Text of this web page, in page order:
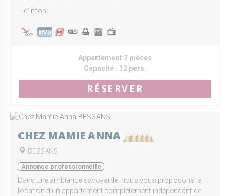
+ d'infos
Appartement 7 pièces
Capacité : 12 pers.
RÉSERVER
CHEZ MAMIE ANNA
BESSANS
Annonce professionnelle
Dans une ambiance savoyarde, nous vous proposons la
location d’un appartement complètement indépendant de